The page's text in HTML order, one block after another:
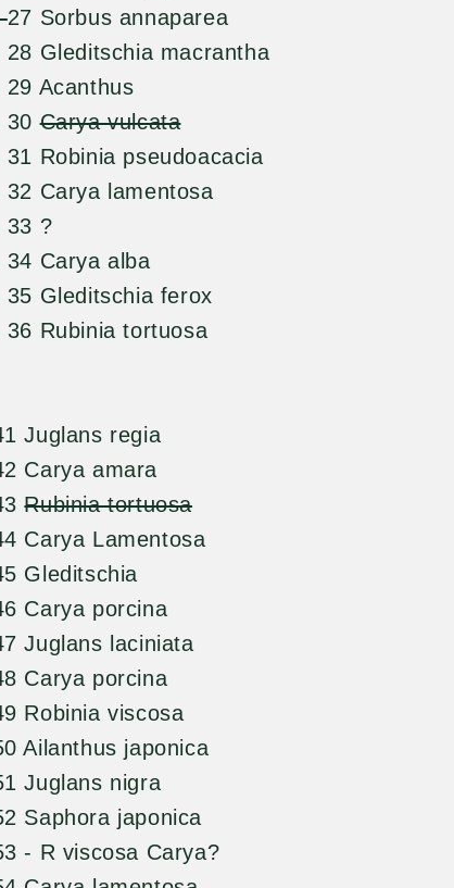
27 Sorbus annaparea
28 Gleditschia macrantha
29 Acanthus
30Carya vulcata
31 Robinia pseudoacacia
32 Carya lamentosa
33 ?
34 Carya alba
35 Gleditschia ferox
36 Rubinia tortuosa
Juglans regia
Carya amara
Rubinia tortuosa
Carya Lamentosa
Gleditschia
Carya porcina
Juglans laciniata
Carya porcina
Robinia viscosa
Ailanthus japonica
Juglans nigra
Saphora japonica
- R viscosa Carya?